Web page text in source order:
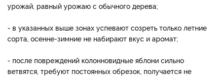
урожай, равный урожаю с обычного дерева;
- в указанных выше зонах успевают созреть только летние
сорта, осенне-зимние не набирают вкус и аромат;
- после повреждений колонновидные яблони сильно
ветвятся, требуют постоянных обрезок, получается не